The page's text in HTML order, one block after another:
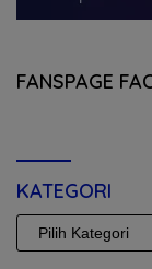
FANSPAGE
KATEGORI
KATEGORI